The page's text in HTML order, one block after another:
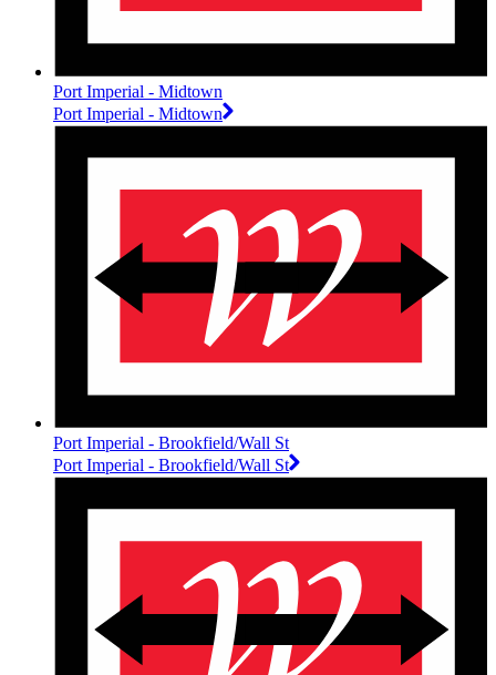
Port Imperial - Midtown
Port Imperial - Midtown
Port Imperial - Brookfield/Wall St
Port Imperial - Brookfield/Wall St